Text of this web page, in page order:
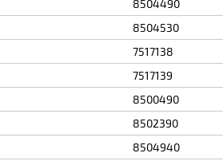
8504490
8504530
7517138
7517139
8500490
8502390
8504940